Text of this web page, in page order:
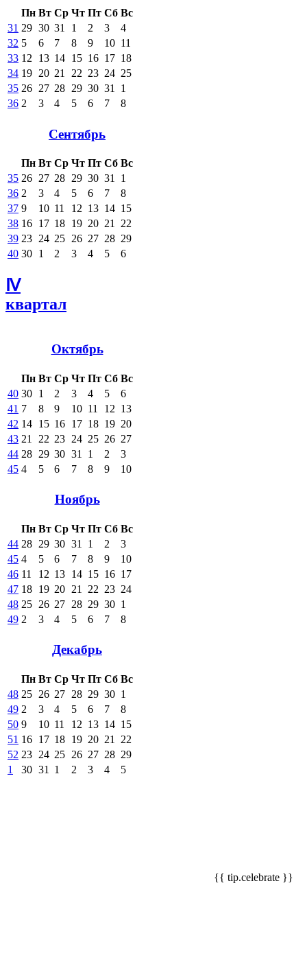
Пн Вт Ср Чт Пт Сб Вс
31 29 30 31 1 2 3
4
32 5 6 7 8 9 10 11
33 12 13 14 15 16 17 18
34 19 20 21 22 23 24 25
35 26 27 28 29 30 31
1
36 2 3 4 5 6 7 8
Сентябрь
Пн Вт Ср Чт Пт Сб Вс
35 26 27 28 29 30 31
1
36 2 3 4 5 6 7
8
37 9 10 11 12 13 14 15
38 16 17 18 19 20 21
22
39 23 24 25 26 27 28 29
40 30 1 2 3 4 5 6
Ⅳ
квартал
Октябрь
Пн Вт Ср Чт Пт Сб Вс
40 30 1 2 3 4 5
6
41 7 8 9 10 11 12 13
42 14 15 16 17 18 19 20
43 21 22 23 24 25 26 27
44 28 29 30 31 1 2
3
45 4 5 6 7 8 9 10
Ноябрь
Пн Вт Ср Чт Пт Сб Вс
44 28 29 30 31 1 2
3
45 4 5 6 7 8 9
10
46 11 12 13 14 15 16 17
47 18 19 20 21 22 23 24
48 25 26 27 28 29 30 1
49 2 3 4 5 6 7 8
Декабрь
Пн Вт Ср Чт Пт Сб Вс
48 25 26 27 28 29 30 1
49 2 3 4 5 6 7
8
50 9 10 11 12 13 14 15
51 16 17 18 19 20 21
22
52 23 24 25 26 27 28 29
1
30 31 1 2 3 4 5
{{ tip.celebrate }}